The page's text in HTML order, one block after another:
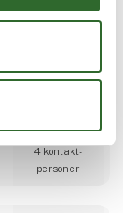
Direkte
4 kontakt­
personer